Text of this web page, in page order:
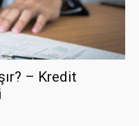
– Kredit